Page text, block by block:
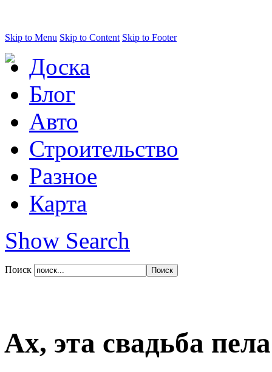
Skip to Menu Skip to Content Skip to Footer
Доска
Блог
Авто
Строительство
Разное
Карта
Show Search
Поиск
Ах, эта свадьба